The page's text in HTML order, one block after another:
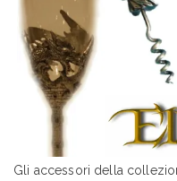
Gli accessori della